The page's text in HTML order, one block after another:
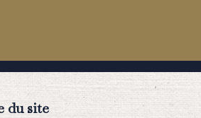
du site